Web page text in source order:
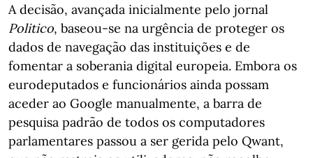
A decisão, avançada inicialmente pelo jornal
Politico, baseou-se na urgência de proteger os
dados de navegação das instituições e de
fomentar a soberania digital europeia. Embora os
eurodeputados e funcionários ainda possam
aceder ao Google manualmente, a barra de
pesquisa padrão de todos os computadores
parlamentares passou a ser gerida pelo Qwant,